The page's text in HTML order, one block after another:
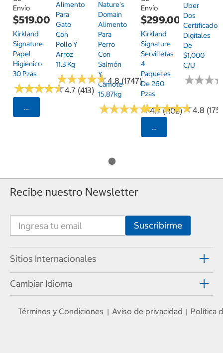
Envío
$519.00
Kirkland
Signature
Papel
Higiénico
30 Pzas
★★★★★
★★★★★4.7 (413)
Seleccionar Código Postal
Alimento
Para
Gato
Con
Pollo Y
Arroz
11.3 Kg
★★★★★
★★★★★4.8 (1747)
Nature's
Domain
Alimento
Para
Perro
Con
Salmón
Y
Camote
15.87kg
★★★★★
★★★★★4.7 (1102)
Envío
$299.00
Kirkland
Signature
Servilletas
4
Paquetes
De 260
Pzas
★★★★★
★★★★★4.8 (175)
Seleccionar
Uber
Dos
Certificados
Digitales
De
$1,000
C/u
★★★
★★★
Recibe nuestro Newsletter
Sitios Internacionales
Cambiar Idioma
Términos y Condiciones | Aviso de privacidad | Política